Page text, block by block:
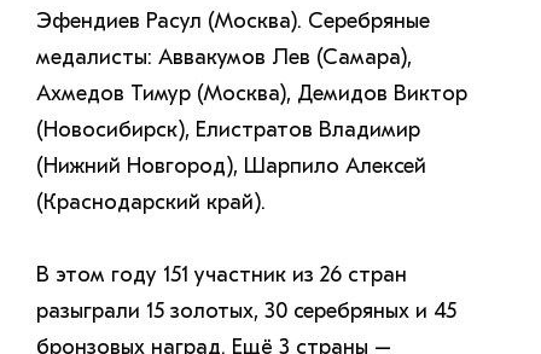
Эфендиев Расул (Москва). Серебряные
медалисты: Аввакумов Лев (Самара),
Ахмедов Тимур (Москва), Демидов Виктор
(Новосибирск), Елистратов Владимир
(Нижний Новгород), Шарпило Алексей
(Краснодарский край).
В этом году 151 участник из 26 стран
разыграли 15 золотых, 30 серебряных и 45
бронзовых наград. Ещё 3 страны –